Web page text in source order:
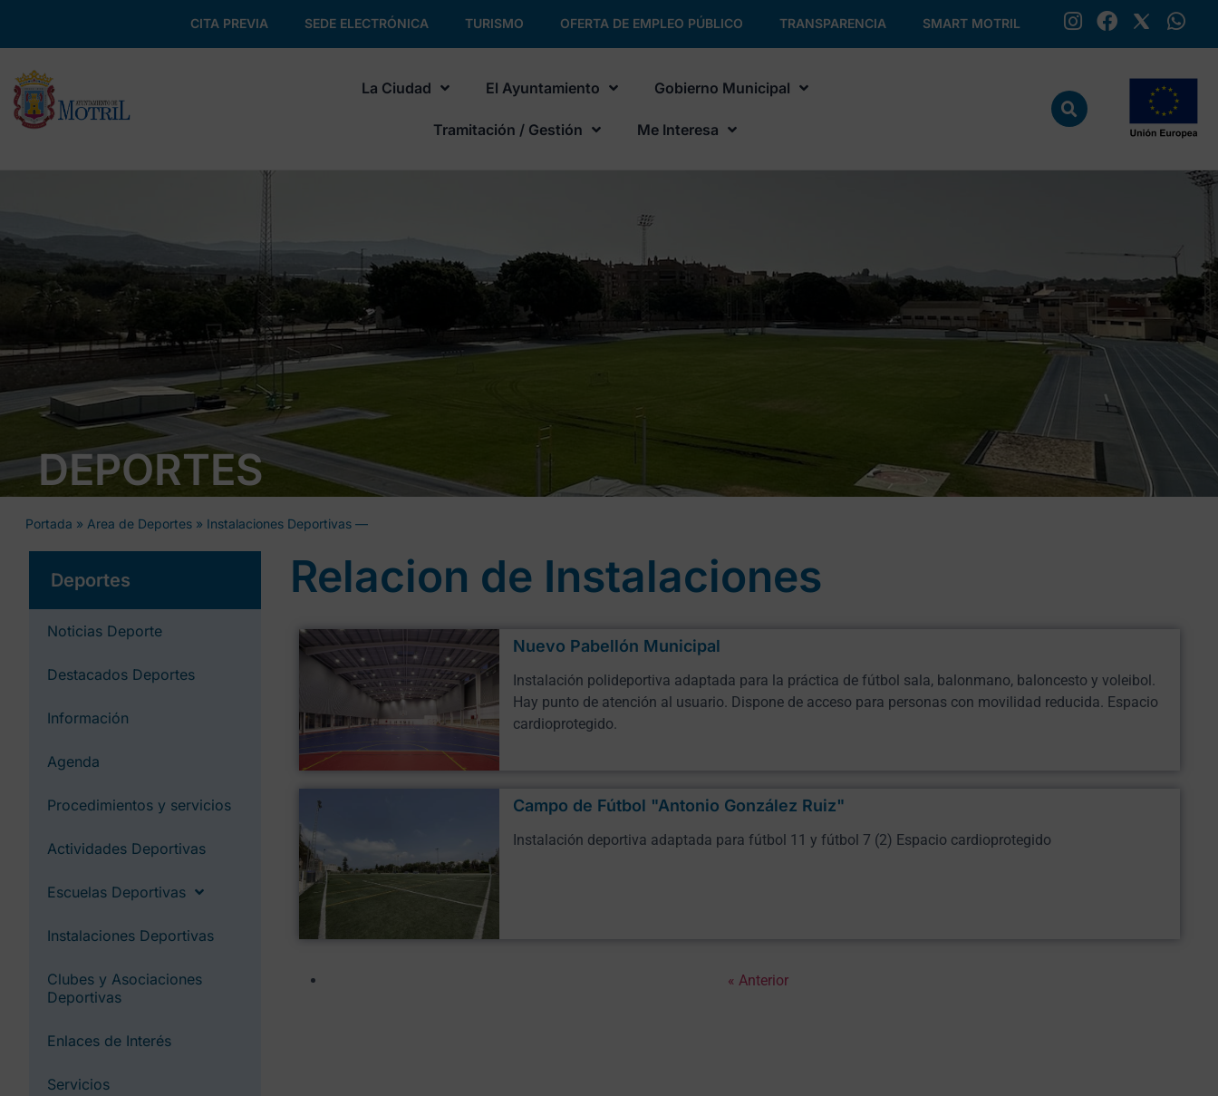
CITA PREVIA SEDE ELECTRÓNICA TURISMO OFERTA DE EMPLEO PÚBLICO TRANSPARENCIA SMART MOTRIL
La Ciudad El Ayuntamiento Gobierno Municipal
Tramitación / Gestión Me Interesa
DEPORTES
Portada » Area de Deportes » Instalaciones Deportivas —
Deportes
Noticias Deporte
Destacados Deportes
Información
Agenda
Procedimientos y servicios
Actividades Deportivas
Escuelas Deportivas
Instalaciones Deportivas
Clubes y Asociaciones
Deportivas
Enlaces de Interés
Servicios
Relacion de Instalaciones
Nuevo Pabellón Municipal
Instalación polideportiva adaptada para la práctica de fútbol sala, balonmano, baloncesto y voleibol.
Hay punto de atención al usuario. Dispone de acceso para personas con movilidad reducida. Espacio
cardioprotegido.
Campo de Fútbol "Antonio González Ruiz"
Instalación deportiva adaptada para fútbol 11 y fútbol 7 (2) Espacio cardioprotegido
« Anterior